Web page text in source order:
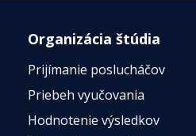
Organizácia štúdia
Prijímanie poslucháčov
Priebeh vyučovania
Hodnotenie výsledkov